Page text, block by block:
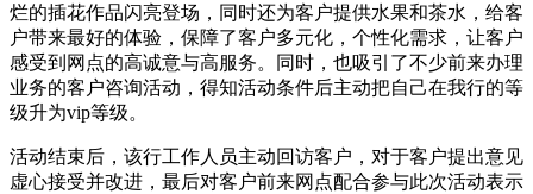
烂的插花作品闪亮登场，同时还为客户提供水果和茶水，给客
户带来最好的体验，保障了客户多元化，个性化需求，让客户
感受到网点的高诚意与高服务。同时，也吸引了不少前来办理
业务的客户咨询活动，得知活动条件后主动把自己在我行的等
级升为vip等级。
活动结束后，该行工作人员主动回访客户，对于客户提出意见
虚心接受并改进，最后对客户前来网点配合参与此次活动表示